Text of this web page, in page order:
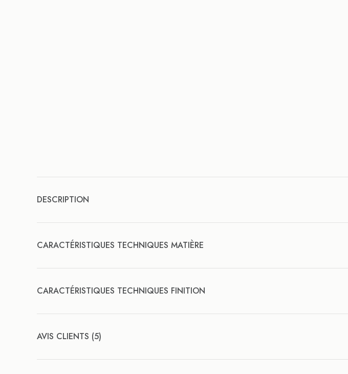
DESCRIPTION
CARACTÉRISTIQUES TECHNIQUES MATIÈRE
CARACTÉRISTIQUES TECHNIQUES FINITION
AVIS CLIENTS (5)